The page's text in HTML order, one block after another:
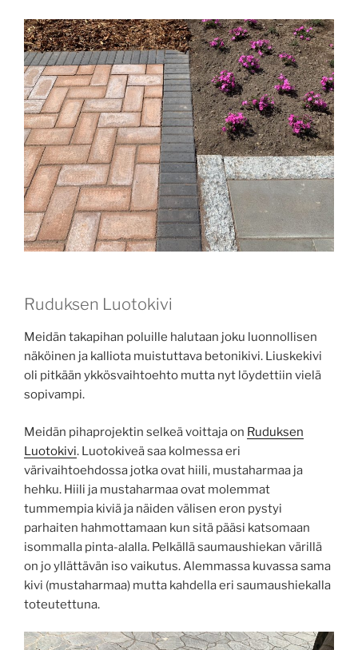
Ruduksen Luotokivi
Meidän takapihan poluille halutaan joku luonnollisen
näköinen ja kalliota muistuttava betonikivi. Liuskekivi
oli pitkään ykkösvaihtoehto mutta nyt löydettiin vielä
sopivampi.
Meidän pihaprojektin selkeä voittaja on Ruduksen
Luotokivi. Luotokiveä saa kolmessa eri
värivaihtoehdossa jotka ovat hiili, mustaharmaa ja
hehku. Hiili ja mustaharmaa ovat molemmat
tummempia kiviä ja näiden välisen eron pystyi
parhaiten hahmottamaan kun sitä pääsi katsomaan
isommalla pinta-alalla. Pelkällä saumaushiekan värillä
on jo yllättävän iso vaikutus. Alemmassa kuvassa sama
kivi (mustaharmaa) mutta kahdella eri saumaushiekalla
toteutettuna.